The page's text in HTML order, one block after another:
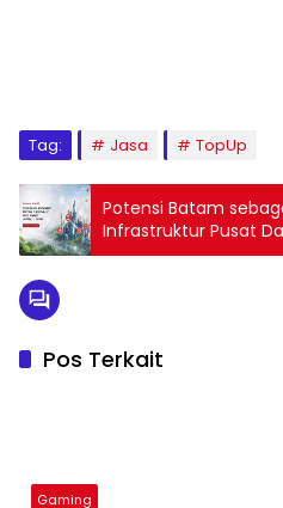
Tag: Jasa TopUp
Potensi Batam
Infrastruktur Pusat
Pos Terkait
Gaming